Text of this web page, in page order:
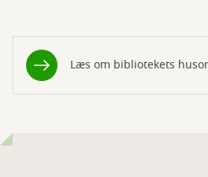
Læs om bibliotekets